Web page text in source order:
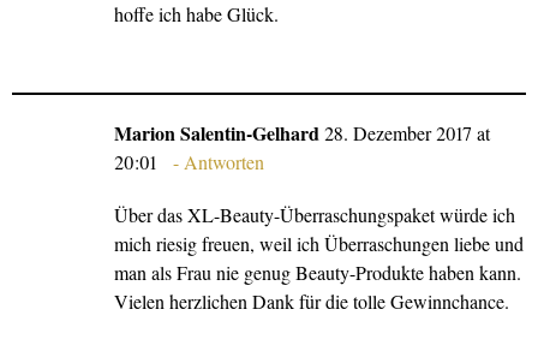
hoffe ich habe Glück.
Marion Salentin-Gelhard28. Dezember 2017 at
20:01
Antworten
Über das XL-Beauty-Überraschungspaket würde ich
mich riesig freuen, weil ich Überraschungen liebe und
man als Frau nie genug Beauty-Produkte haben kann.
Vielen herzlichen Dank für die tolle Gewinnchance.